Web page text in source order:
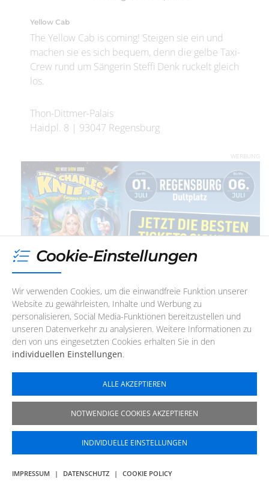
Yellow Cab
The Yellow Cab is coming! Steigen sie ein und
machen sie es sich bequem, denn die gelbe Taxi-
Crew rund um Sängerin Steffi Denk ruckelt gleich
los.
Thon-Dittmer-Palais
Haidpl. 8 | 93047 Regensburg
WERBUNG
07. August 2026, 19:30
Marc Storace & Band
Storace ist die neue Band um den legendären
Sänger Marc Storace, weltweit bekannt als die
Stimme von Krokus.
Eventhall Airport Obertraubling
Gewerbegebiet An der Regensburger Straße, Ernst-
Frenzel-Straße 16|93083Obertraubling
Cookie-Einstellungen
Wir verwenden Cookies, um die einwandfreie Funktion unserer
Website zu gewährleisten, Inhalte und Werbung zu
personalisieren, Social Media-Funktionen bereitzustellen und
unseren Datenverkehr zu analysieren. Weitere Informationen zu
den von uns eingesetzten Cookies erhalten Sie in den
individuellen Einstellungen.
ALLE AKZEPTIEREN
NOTWENDIGE COOKIES AKZEPTIEREN
IMPRESSUM | DATENSCHUTZ | COOKIE POLICY
INDIVIDUELLE EINSTELLUNGEN